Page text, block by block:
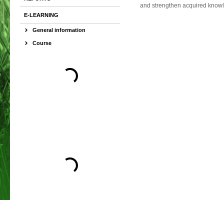
E-LEARNING
General information
Course
and strengthen acquired